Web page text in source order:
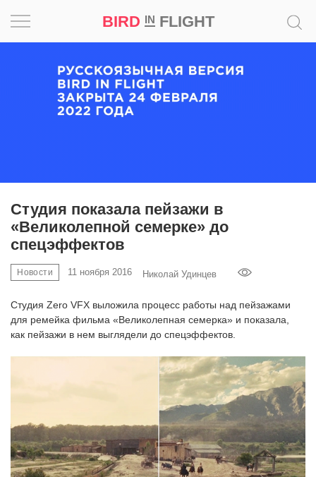
BIRD INFLIGHT
Студия показала пейзажи в
«Великолепной семерке» до
спецэффектов
Новости 11 ноября 2016 Николай Удинцев
Студия Zero VFX выложила процесс работы над пейзажами
для ремейка фильма «Великолепная семерка» и показала,
как пейзажи в нем выглядели до спецэффектов.